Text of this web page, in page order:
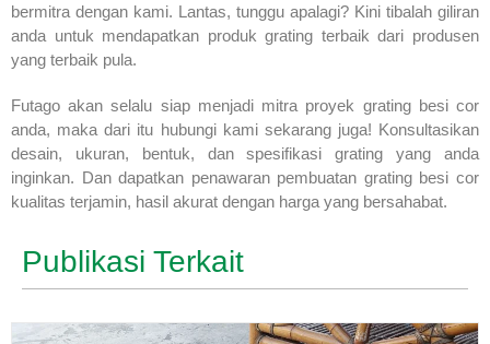
bermitra dengan kami. Lantas, tunggu apalagi? Kini tibalah giliran
anda untuk mendapatkan produk grating terbaik dari produsen
yang terbaik pula.
Futago akan selalu siap menjadi mitra proyek grating besi cor
anda, maka dari itu hubungi kami sekarang juga! Konsultasikan
desain, ukuran, bentuk, dan spesifikasi grating yang anda
inginkan. Dan dapatkan penawaran pembuatan grating besi cor
kualitas terjamin, hasil akurat dengan harga yang bersahabat.
Publikasi Terkait